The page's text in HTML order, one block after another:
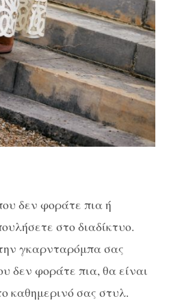
δεν φοράτε πια ή
στο διαδίκτυο.
γκαρνταρόμπα σας
δεν φοράτε πια, θα είναι
καθημερινό σας στυλ.